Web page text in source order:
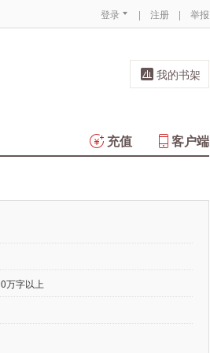
登录 | 注册 | 举报
我的书架
客户端
充值
万字以上